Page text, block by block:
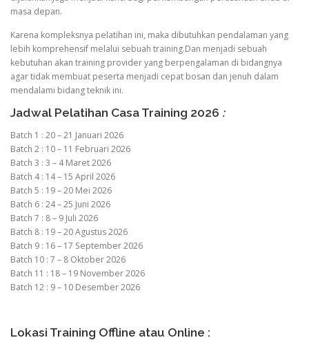
masa depan.
Karena kompleksnya pelatihan ini, maka dibutuhkan pendalaman yang
lebih komprehensif melalui sebuah training.Dan menjadi sebuah
kebutuhan akan training provider yang berpengalaman di bidangnya
agar tidak membuat peserta menjadi cepat bosan dan jenuh dalam
mendalami bidang teknik ini.
Jadwal Pelatihan Casa Training 2026 :
Batch 1 : 20 – 21 Januari 2026
Batch 2 : 10 – 11 Februari 2026
Batch 3 : 3 – 4 Maret 2026
Batch 4 : 14 – 15 April 2026
Batch 5 : 19 – 20 Mei 2026
Batch 6 : 24 – 25 Juni 2026
Batch 7 : 8 – 9 Juli 2026
Batch 8 : 19 – 20 Agustus 2026
Batch 9 : 16 – 17 September 2026
Batch 10 : 7 – 8 Oktober 2026
Batch 11 : 18 – 19 November 2026
Batch 12 : 9 – 10 Desember 2026
Lokasi Training Offline atau Online :